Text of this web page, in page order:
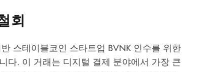
회
스테이블코인 스타트업 BVNK 인수를 위한
다. 이 거래는 디지털 결제 분야에서 가장 큰